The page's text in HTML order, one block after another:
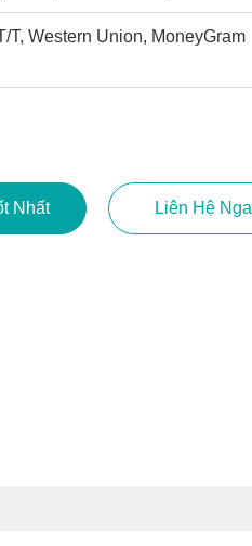
T, Western Union, MoneyGram
Nhất Liên Hệ